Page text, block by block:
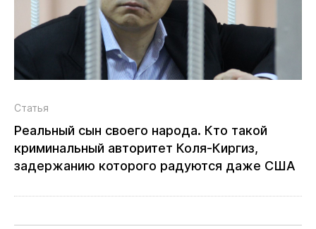
Статья
Реальный сын своего народа. Кто такой
криминальный авторитет Коля‑Киргиз,
задержанию которого радуются даже США